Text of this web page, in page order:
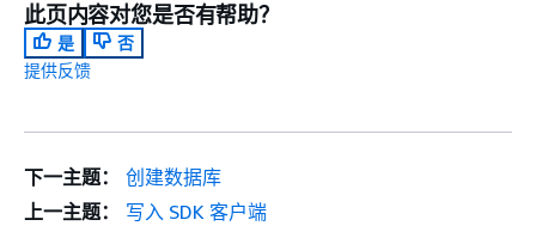
此页内容对您是否有帮助？
是
否
提供反馈
下一主题：
创建数据库
上一主题：
写入 SDK 客户端